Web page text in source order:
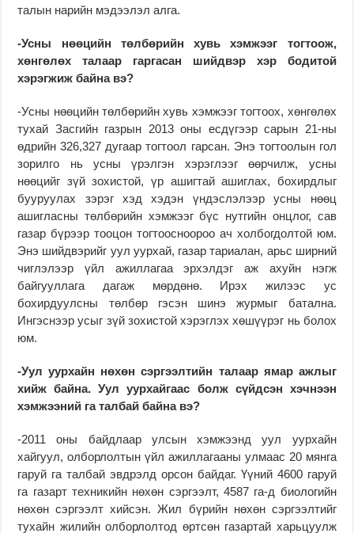
талын нарийн мэдээлэл алга.
-Усны нөөцийн төлбөрийн хувь хэмжээг тогтоож,
хөнгөлөх талаар гаргасан шийдвэр хэр бодитой
хэрэгжиж байна вэ?
-Усны нөөцийн төлбөрийн хувь хэмжээг тогтоох, хөнгөлөх
тухай Засгийн газрын 2013 оны есдүгээр сарын 21-ны
өдрийн 326,327 дугаар тогтоол гарсан. Энэ тогтоолын гол
зорилго нь усны үрэлгэн хэрэглээг өөрчилж, усны
нөөцийг зүй зохистой, үр ашигтай ашиглах, бохирдлыг
бууруулах зэрэг хэд хэдэн үндэслэлээр усны нөөц
ашигласны төлбөрийн хэмжээг бүс нутгийн онцлог, сав
газар бүрээр тооцон тогтоосноороо ач холбогдолтой юм.
Энэ шийдвэрийг уул уурхай, газар тариалан, арьс ширний
чиглэлээр үйл ажиллагаа эрхэлдэг аж ахуйн нэгж
байгууллага дагаж мөрдөнө. Ирэх жилээс ус
бохирдуулсны төлбөр гэсэн шинэ журмыг батална.
Ингэснээр усыг зүй зохистой хэрэглэх хөшүүрэг нь болох
юм.
-Уул уурхайн нөхөн сэргээлтийн талаар ямар ажлыг
хийж байна. Уул уурхайгаас болж сүйдсэн хэчнээн
хэмжээний га талбай байна вэ?
-2011 оны байдлаар улсын хэмжээнд уул уурхайн
хайгуул, олборлолтын үйл ажиллагааны улмаас 20 мянга
гаруй га талбай эвдрэлд орсон байдаг. Үүний 4600 гаруй
га газарт техникийн нөхөн сэргээлт, 4587 га-д биологийн
нөхөн сэргээлт хийсэн. Жил бүрийн нөхөн сэргээлтийг
тухайн жилийн олборлолтод өртсөн газартай харьцуулж